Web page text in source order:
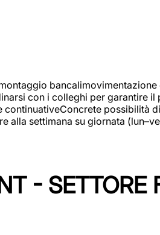
con i colleghi per garantire
possibilità di
alla settimana su giornata
- SETTORE